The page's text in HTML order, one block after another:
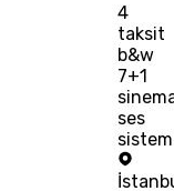
4
taksit
b&w
7+1
ses